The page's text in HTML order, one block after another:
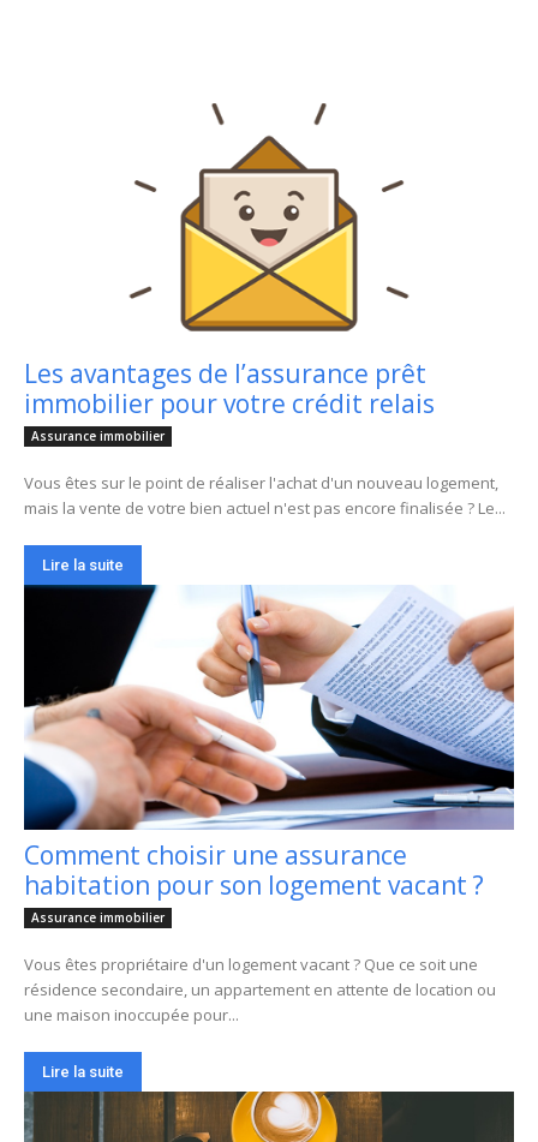
Les avantages de l’assurance prêt
immobilier pour votre crédit relais
Assurance immobilier
Vous êtes sur le point de réaliser l'achat d'un nouveau logement,
mais la vente de votre bien actuel n'est pas encore finalisée ? Le...
Lire la suite
Comment choisir une assurance
habitation pour son logement vacant ?
Assurance immobilier
Vous êtes propriétaire d'un logement vacant ? Que ce soit une
résidence secondaire, un appartement en attente de location ou
une maison inoccupée pour...
Lire la suite